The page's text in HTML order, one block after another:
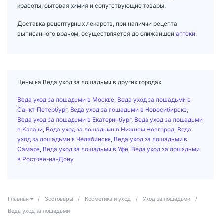
красоты, бытовая химия и сопутствующие товары.
Доставка рецептурных лекарств, при наличии рецепта
выписанного врачом, осуществляется до ближайшей аптеки.
Цены на Веда уход за лошадьми в других городах
Веда уход за лошадьми в Москве Веда уход за лошадьми в
Санкт-Петербург, Веда уход за лошадьми в Новосибирске
Веда уход за лошадьми в Екатеринбург, Веда уход за лошадьми
в Казани Веда уход за лошадьми в Нижнем Новгород Веда
уход за лошадьми в Челябинске Веда уход за лошадьми в
Самаре Веда уход за лошадьми в Уфе Веда уход за лошадьми
в Ростове-на-Дону
Главная / Зоотовары / Косметика и уход / Уход за лошадьми
/
Веда уход за лошадьми